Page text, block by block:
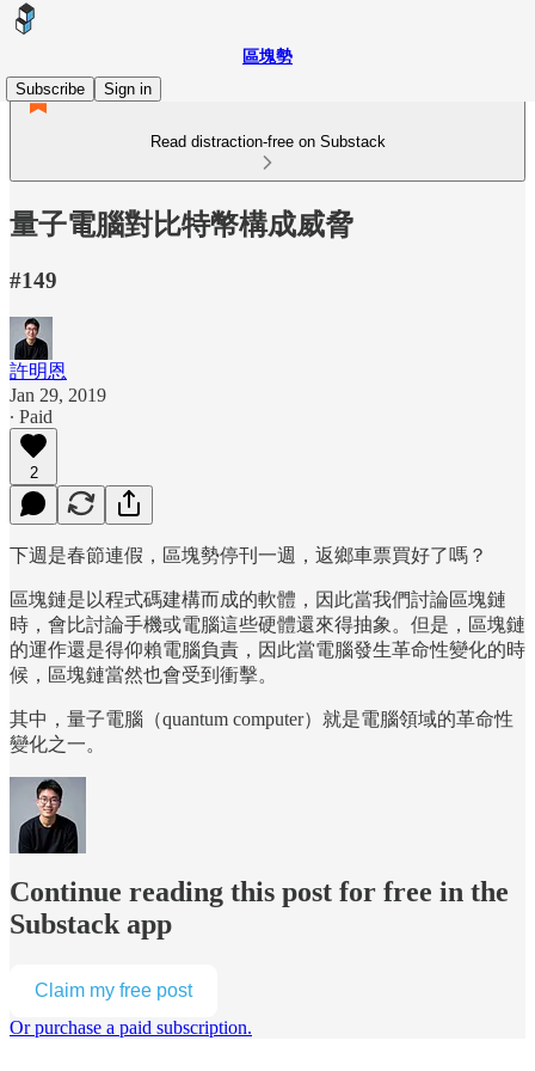
區塊勢
Subscribe
Sign in
Read distraction-free on Substack
量子電腦對比特幣構成威脅
#149
許明恩
Jan 29, 2019
∙ Paid
2
下週是春節連假，區塊勢停刊一週，返鄉車票買好了嗎？
區塊鏈是以程式碼建構而成的軟體，因此當我們討論區塊鏈
時，會比討論手機或電腦這些硬體還來得抽象。但是，區塊鏈
的運作還是得仰賴電腦負責，因此當電腦發生革命性變化的時
候，區塊鏈當然也會受到衝擊。
其中，量子電腦（quantum computer）就是電腦領域的革命性
變化之一。
Continue reading this post for free in the
Substack app
Claim my free post
Or purchase a paid subscription.